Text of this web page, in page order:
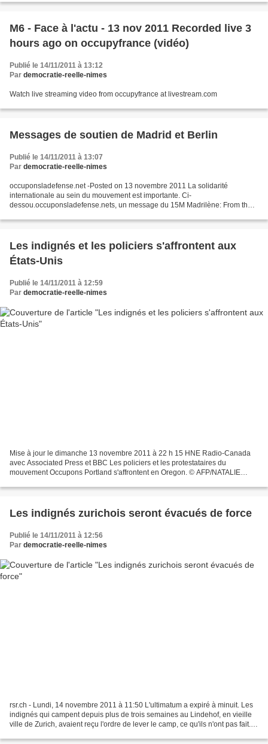
M6 - Face à l'actu - 13 nov 2011 Recorded live 3
hours ago on occupyfrance (vidéo)
Publié le 14/11/2011 à 13:12
Par democratie-reelle-nimes
Watch live streaming video from occupyfrance at livestream.com
Messages de soutien de Madrid et Berlin
Publié le 14/11/2011 à 13:07
Par democratie-reelle-nimes
occuponsladefense.net -Posted on 13 novembre 2011 La solidarité
internationale au sein du mouvement est importante. Ci-
dessou.occuponsladefense.nets, un message du 15M Madrilène: From the
Les indignés et les policiers s'affrontent aux
États-Unis
Publié le 14/11/2011 à 12:59
Par democratie-reelle-nimes
Mise à jour le dimanche 13 novembre 2011 à 22 h 15 HNE Radio-Canada
avec Associated Press et BBC Les policiers et les protestataires du
mouvement Occupons Portland s'affrontent en Oregon. © AFP/NATALIE
Les indignés zurichois seront évacués de force
Publié le 14/11/2011 à 12:56
Par democratie-reelle-nimes
rsr.ch - Lundi, 14 novembre 2011 à 11:50 L'ultimatum a expiré à minuit. Les
indignés qui campent depuis plus de trois semaines au Lindehof, en vieille
ville de Zurich, avaient reçu l'ordre de lever le camp, ce qu'ils n'ont pas fait.